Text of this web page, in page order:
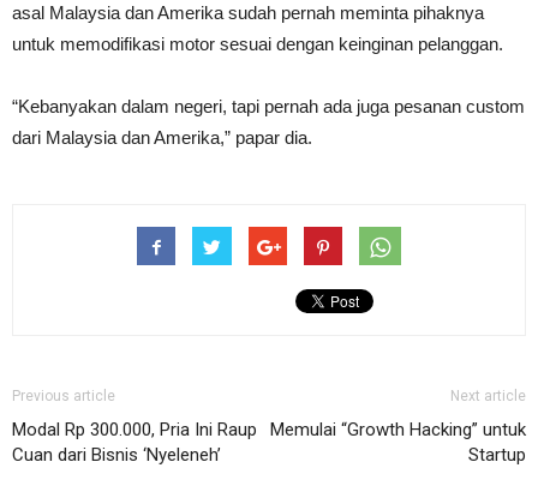
asal Malaysia dan Amerika sudah pernah meminta pihaknya
untuk memodifikasi motor sesuai dengan keinginan pelanggan.
“Kebanyakan dalam negeri, tapi pernah ada juga pesanan custom
dari Malaysia dan Amerika,” papar dia.
Previous article
Modal Rp 300.000, Pria Ini Raup
Cuan dari Bisnis ‘Nyeleneh’
Next article
Memulai “Growth Hacking” untuk
Startup